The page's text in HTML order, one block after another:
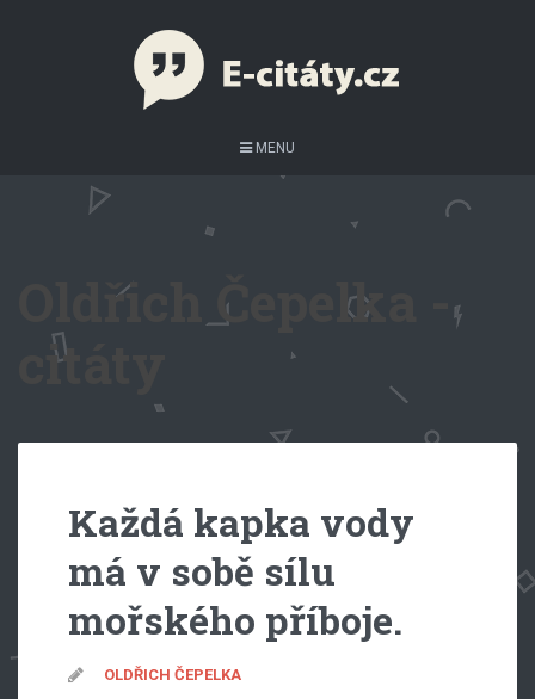
MENU
Oldřich Čepelka -
citáty
Každá kapka vody
má v sobě sílu
mořského příboje.
OLDŘICH ČEPELKA